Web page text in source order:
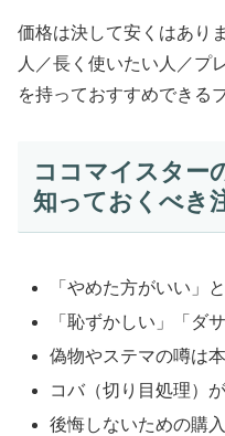
価格は決して安くはあり
人／長く使いたい人／プ
を持っておすすめできる
ココマイスター
知っておくべき
「やめた方がいい」
「恥ずかしい」「ダ
偽物やステマの噂は
コバ（切り目処理）
後悔しないための購